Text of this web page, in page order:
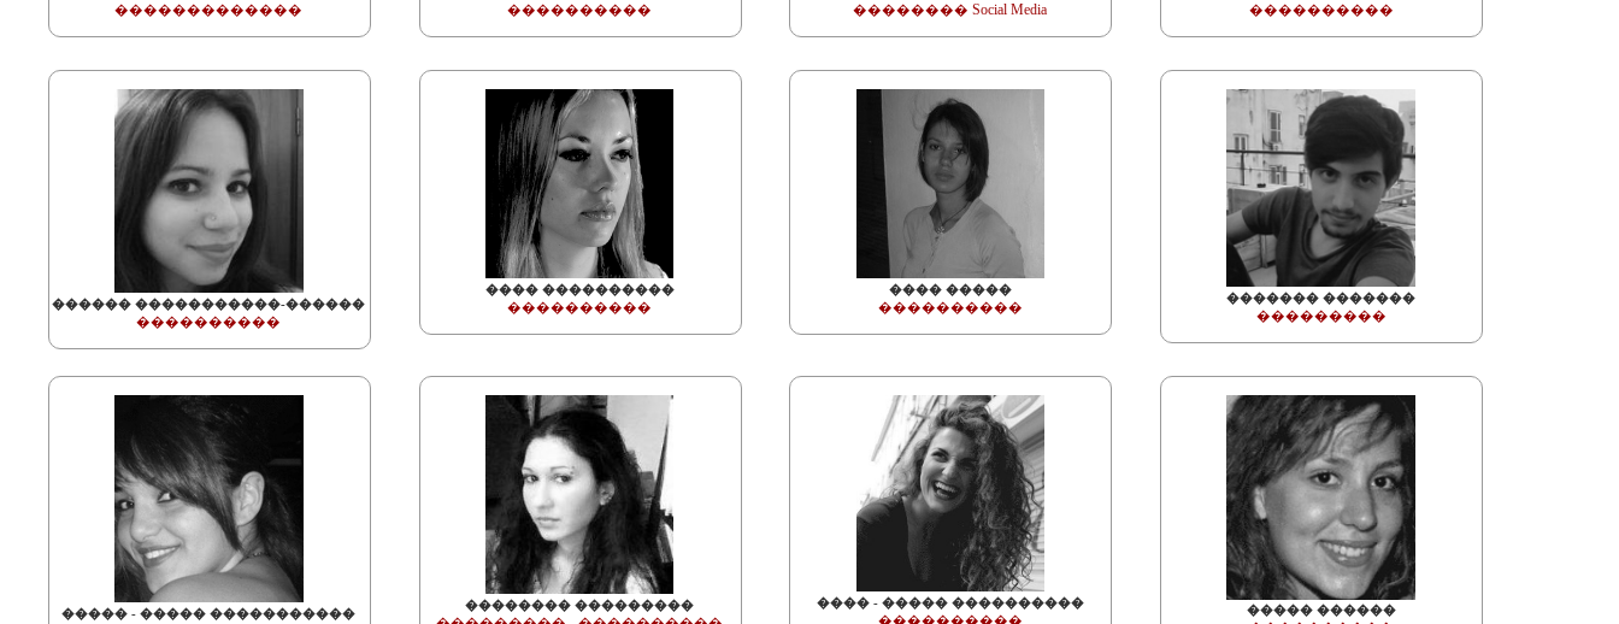
������������� ���������� �������� Social Media ����������
������ �����������-������
����������
���� ����������
����������
���� �����
����������
������� �������
���������
����� - ����� �����������
�������� ��������� ���� - ����� ����������
����������
����� ������